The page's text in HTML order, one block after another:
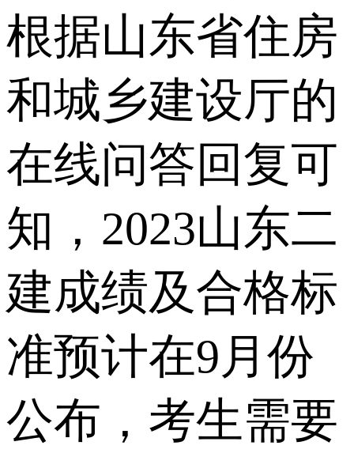
根据山东省住房
和城乡建设厅的
在线问答回复可
知，2023山东二
建成绩及合格标
准预计在9月份
公布，考生需要